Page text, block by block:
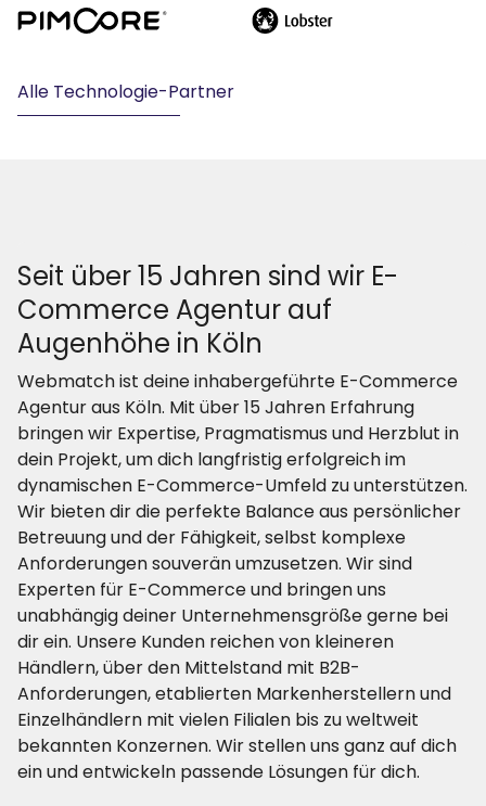
Alle Technologie-Partner
Seit über 15 Jahren sind wir E-
Commerce Agentur auf
Augenhöhe in Köln
Webmatch ist deine inhabergeführte E-Commerce
Agentur aus Köln. Mit über 15 Jahren Erfahrung
bringen wir Expertise, Pragmatismus und Herzblut in
dein Projekt, um dich langfristig erfolgreich im
dynamischen E-Commerce-Umfeld zu unterstützen.
Wir bieten dir die perfekte Balance aus persönlicher
Betreuung und der Fähigkeit, selbst komplexe
Anforderungen souverän umzusetzen. Wir sind
Experten für E-Commerce und bringen uns
unabhängig deiner Unternehmensgröße gerne bei
dir ein. Unsere Kunden reichen von kleineren
Händlern, über den Mittelstand mit B2B-
Anforderungen, etablierten Markenherstellern und
Einzelhändlern mit vielen Filialen bis zu weltweit
bekannten Konzernen. Wir stellen uns ganz auf dich
ein und entwickeln passende Lösungen für dich.